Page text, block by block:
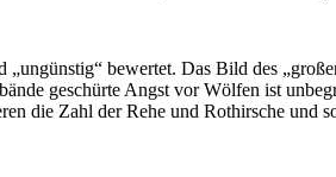
bewertet. Das Bild des
geschürte Angst vor Wölfen ist
die Zahl der Rehe und Rothirsche und